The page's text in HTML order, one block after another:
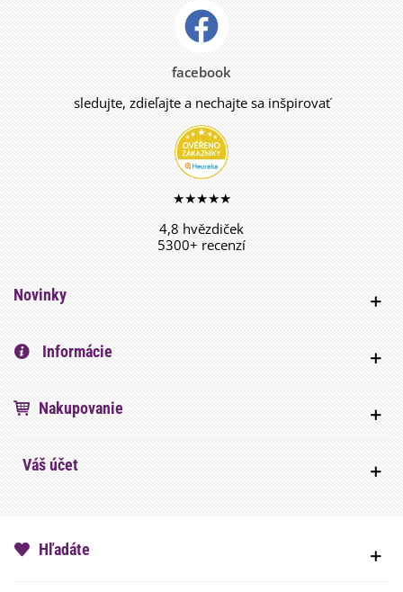
facebook
sledujte, zdieľajte a nechajte sa inšpirovať
★★★★★
4,8 hvězdiček
5300+ recenzí
Novinky
Informácie
Nakupovanie
Váš účet
Hľadáte